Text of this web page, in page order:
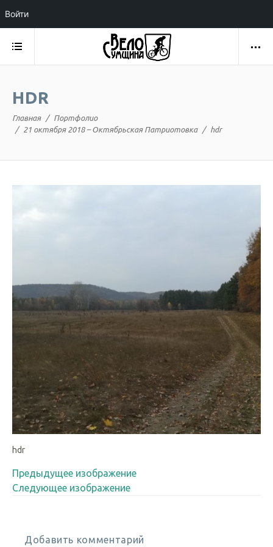
HDR
Главная
Портфолио
21 октября 2018 – Октябрьская Патриотовка
hdr
hdr
Предыдущее изображение
Следующее изображение
Добавить комментарий
Войти